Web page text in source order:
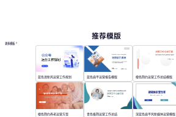
推荐模版
更多模板
蓝色清新风运营工作规划 蓝色扁平运营报告模版 橙色简约运营工作总结模版
橙色简约养老运营方案 青色极简运营工作总结 深蓝色扁平风新媒体运营模版